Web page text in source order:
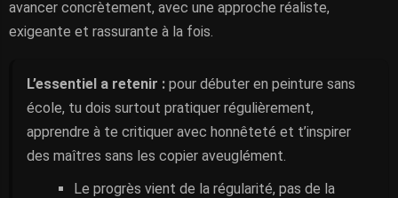
avancer concrètement, avec une approche réaliste,
exigeante et rassurante à la fois.
L’essentiel a retenir : pour débuter en peinture sans
école, tu dois surtout pratiquer régulièrement,
apprendre à te critiquer avec honnêteté et t’inspirer
des maîtres sans les copier aveuglément.
Le progrès vient de la régularité, pas de la